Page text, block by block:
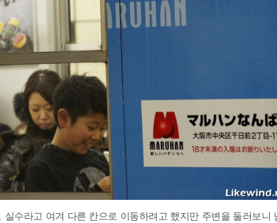
수라고 여겨 다른 칸으로 이동하려고 했지만 주변을 둘러보니